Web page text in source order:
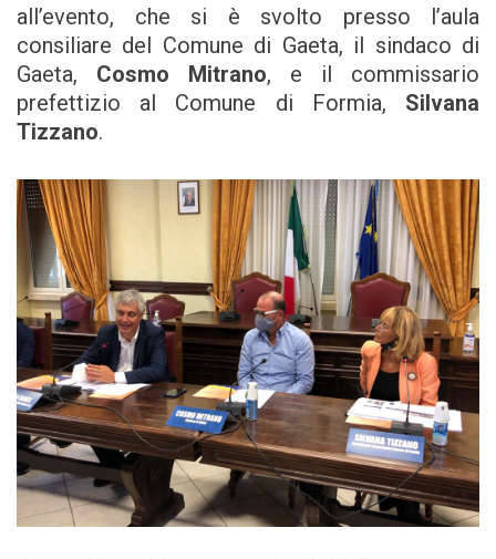
all’evento, che si è svolto presso l’aula
consiliare del Comune di Gaeta, il sindaco di
Gaeta, Cosmo Mitrano, e il commissario
prefettizio al Comune di Formia, Silvana
Tizzano.